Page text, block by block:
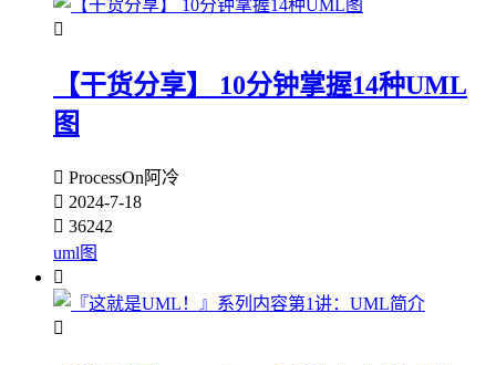

【干货分享】 10分钟掌握14种UML
图
 ProcessOn阿冷
 2024-7-18
 36242
uml图

